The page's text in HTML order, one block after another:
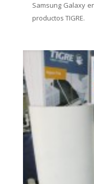
Samsung Galaxy
productos TIGRE.